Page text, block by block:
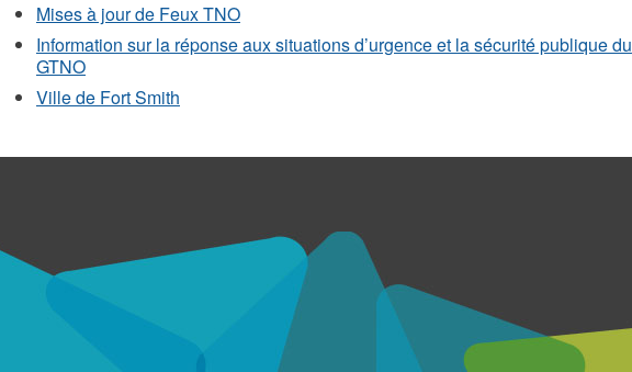
Mises à jour de Feux TNO
Information sur la réponse aux situations d’urgence et la sécurité publique du
GTNO
Ville de Fort Smith